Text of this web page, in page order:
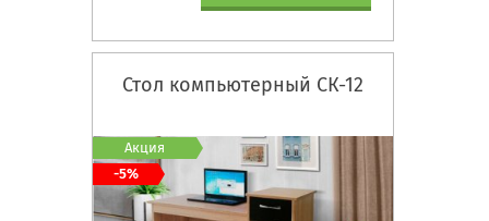
Стол компьютерный СК-12
Акция
-5%